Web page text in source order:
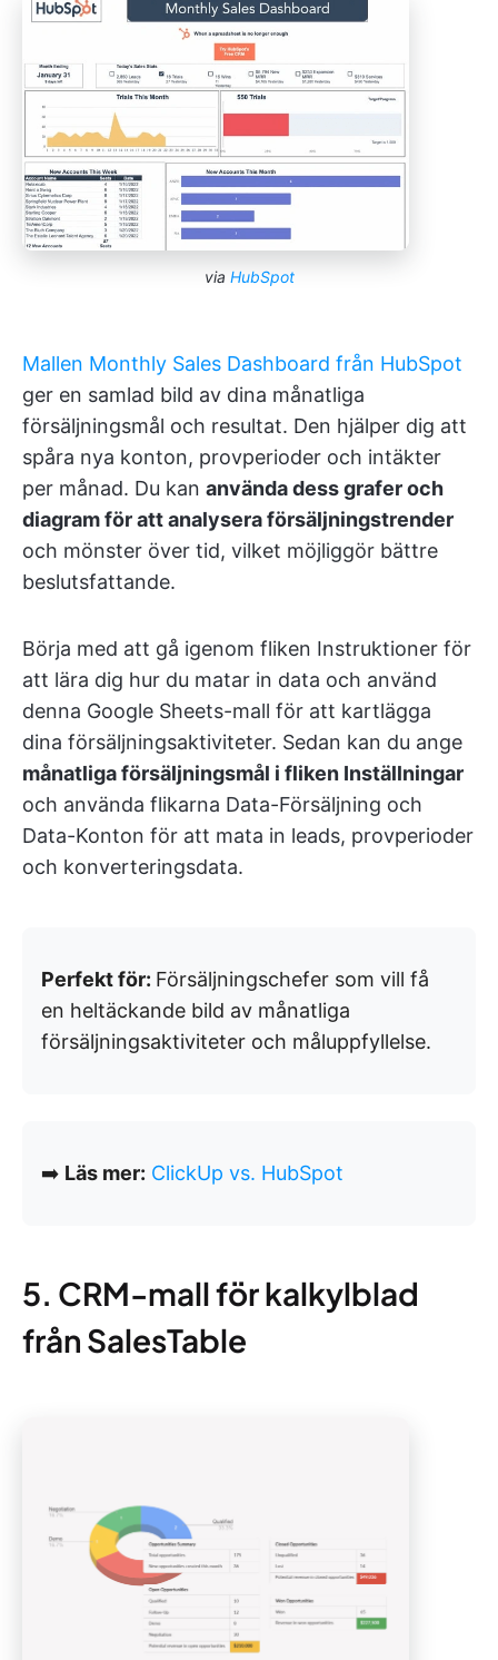
via HubSpot
Mallen Monthly Sales Dashboard från HubSpot
ger en samlad bild av dina månatliga
försäljningsmål och resultat. Den hjälper dig att
spåra nya konton, provperioder och intäkter
per månad. Du kan använda dess grafer och
diagram för att analysera försäljningstrender
och mönster över tid, vilket möjliggör bättre
beslutsfattande.
Börja med att gå igenom fliken Instruktioner för
att lära dig hur du matar in data och använd
denna Google Sheets-mall för att kartlägga
dina försäljningsaktiviteter. Sedan kan du ange
månatliga försäljningsmål i fliken Inställningar
och använda flikarna Data-Försäljning och
Data-Konton för att mata in leads, provperioder
och konverteringsdata.
Perfekt för: Försäljningschefer som vill få
en heltäckande bild av månatliga
försäljningsaktiviteter och måluppfyllelse.
➡️ Läs mer: ClickUp vs. HubSpot
5. CRM-mall för kalkylblad
från SalesTable